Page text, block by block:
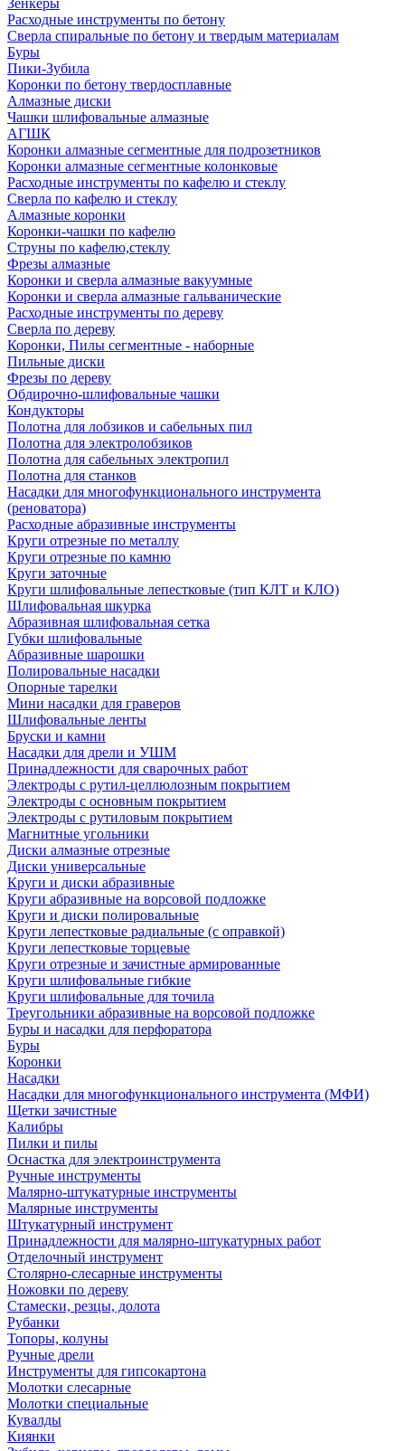
Зенкеры
Расходные инструменты по бетону
Сверла спиральные по бетону и твердым материалам
Буры
Пики-Зубила
Коронки по бетону твердосплавные
Алмазные диски
Чашки шлифовальные алмазные
АГШК
Коронки алмазные сегментные для подрозетников
Коронки алмазные сегментные колонковые
Расходные инструменты по кафелю и стеклу
Сверла по кафелю и стеклу
Алмазные коронки
Коронки-чашки по кафелю
Струны по кафелю,стеклу
Фрезы алмазные
Коронки и сверла алмазные вакуумные
Коронки и сверла алмазные гальванические
Расходные инструменты по дереву
Сверла по дереву
Коронки, Пилы сегментные - наборные
Пильные диски
Фрезы по дереву
Обдирочно-шлифовальные чашки
Кондукторы
Полотна для лобзиков и сабельных пил
Полотна для электролобзиков
Полотна для сабельных электропил
Полотна для станков
Насадки для многофункционального инструмента
(реноватора)
Расходные абразивные инструменты
Круги отрезные по металлу
Круги отрезные по камню
Круги заточные
Круги шлифовальные лепестковые (тип КЛТ и КЛО)
Шлифовальная шкурка
Абразивная шлифовальная сетка
Губки шлифовальные
Абразивные шарошки
Полировальные насадки
Опорные тарелки
Мини насадки для граверов
Шлифовальные ленты
Бруски и камни
Насадки для дрели и УШМ
Принадлежности для сварочных работ
Электроды с рутил-целлюлозным покрытием
Электроды с основным покрытием
Электроды с рутиловым покрытием
Магнитные угольники
Диски алмазные отрезные
Диски универсальные
Круги и диски абразивные
Круги абразивные на ворсовой подложке
Круги и диски полировальные
Круги лепестковые радиальные (с оправкой)
Круги лепестковые торцевые
Круги отрезные и зачистные армированные
Круги шлифовальные гибкие
Круги шлифовальные для точила
Треугольники абразивные на ворсовой подложке
Буры и насадки для перфоратора
Буры
Коронки
Насадки
Насадки для многофункционального инструмента (МФИ)
Щетки зачистные
Калибры
Пилки и пилы
Оснастка для электроинструмента
Ручные инструменты
Малярно-штукатурные инструменты
Малярные инструменты
Штукатурный инструмент
Принадлежности для малярно-штукатурных работ
Отделочный инструмент
Столярно-слесарные инструменты
Ножовки по дереву
Стамески, резцы, долота
Рубанки
Топоры, колуны
Ручные дрели
Инструменты для гипсокартона
Молотки слесарные
Молотки специальные
Кувалды
Киянки